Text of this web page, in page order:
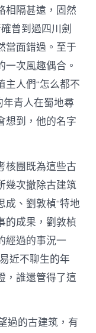
相隔甚遠，固然
曾到過四川劍
當面錯過。至于
次風趣偶合。
主人們“怎么都不
青人在蜀地尋
想到，他的名字
核團既為這些古
幾次撤除古建筑
成、劉敦楨“特地
的成果，劉敦楨
經過的事況一
近不聊生的年
，誰還管得了這
過的古建筑，有